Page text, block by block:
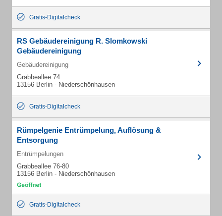
Gratis-Digitalcheck
RS Gebäudereinigung R. Slomkowski
Gebäudereinigung
Gebäudereinigung
Grabbeallee 74
13156 Berlin - Niederschönhausen
Gratis-Digitalcheck
Rümpelgenie Entrümpelung, Auflösung &
Entsorgung
Entrümpelungen
Grabbeallee 76-80
13156 Berlin - Niederschönhausen
Gratis-Digitalcheck